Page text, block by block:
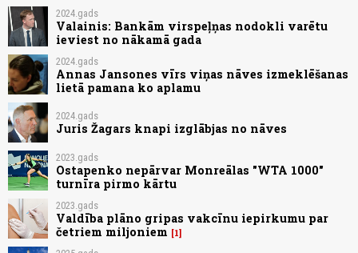
2024.gads
Valainis: Bankām virspeļņas nodokli varētu
ieviest no nākamā gada
2024.gads
Annas Jansones vīrs viņas nāves izmeklēšanas
lietā pamana ko aplamu
2024.gads
Juris Žagars knapi izglābjas no nāves
2023.gads
Ostapenko nepārvar Monreālas "WTA 1000"
turnīra pirmo kārtu
2023.gads
Valdība plāno gripas vakcīnu iepirkumu par
četriem miljoniem
1